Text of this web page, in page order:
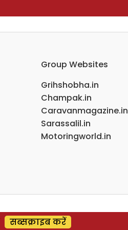
Group Websites
Grihshobha.in
Champak.in
Caravanmagazine.in
Sarassalil.in
Motoringworld.in
सब्सक्राइब करें